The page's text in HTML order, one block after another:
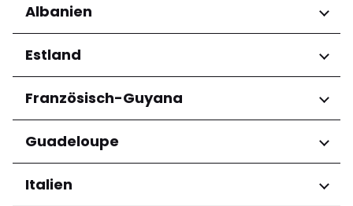
Albanien
Regionen
Qarku i Tiranës
Estland
Regionen
Harju maakond
Tartu maakond
Französisch-Guyana
Regionen
Arrondissement de Cayenne
Guadeloupe
Regionen
Italien